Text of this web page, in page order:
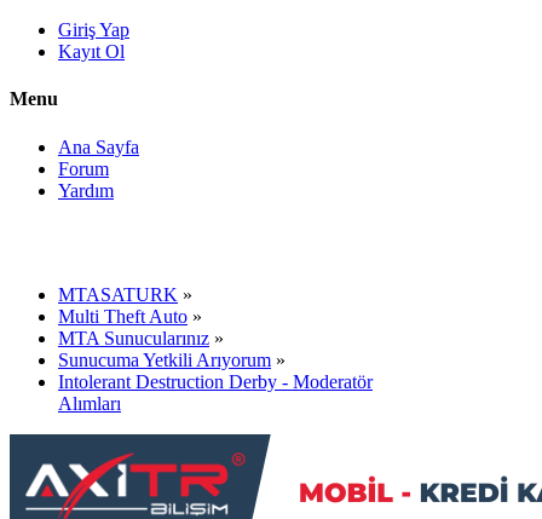
Giriş Yap
Kayıt Ol
Menu
Ana Sayfa
Forum
Yardım
MTASATURK »
Multi Theft Auto »
MTA Sunucularınız »
Sunucuma Yetkili Arıyorum »
Intolerant Destruction Derby - Moderatör
Alımları